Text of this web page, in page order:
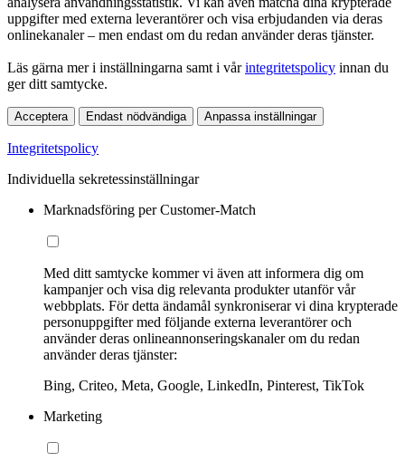
uppgifter med externa leverantörer och visa erbjudanden via deras
onlinekanaler – men endast om du redan använder deras tjänster.
Läs gärna mer i inställningarna samt i vårintegritetspolicy innan du
ger ditt samtycke.
Acceptera Endast nödvändiga Anpassa inställningar
Integritetspolicy
Individuella sekretessinställningar
Marknadsföring per Customer-Match
Med ditt samtycke kommer vi även att informera dig om
kampanjer och visa dig relevanta produkter utanför vår
webbplats. För detta ändamål synkroniserar vi dina krypterade
personuppgifter med följande externa leverantörer och
använder deras onlineannonseringskanaler om du redan
använder deras tjänster:
Bing, Criteo, Meta, Google, LinkedIn, Pinterest, TikTok
Marketing